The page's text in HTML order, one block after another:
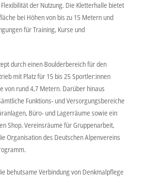
der Nutzung. Die Kletterhalle bietet
bei Höhen von bis zu 15 Metern und
für Training, Kurse und
durch einen Boulderbereich für den
mit Platz für 15 bis 25 Sportler:innen
von rund 4,7 Metern. Darüber hinaus
Funktions- und Versorgungsbereiche
Büro- und Lagerräume sowie ein
Shop. Vereinsräume für Gruppenarbeit,
Organisation des Deutschen Alpenvereins
behutsame Verbindung von Denkmalpflege